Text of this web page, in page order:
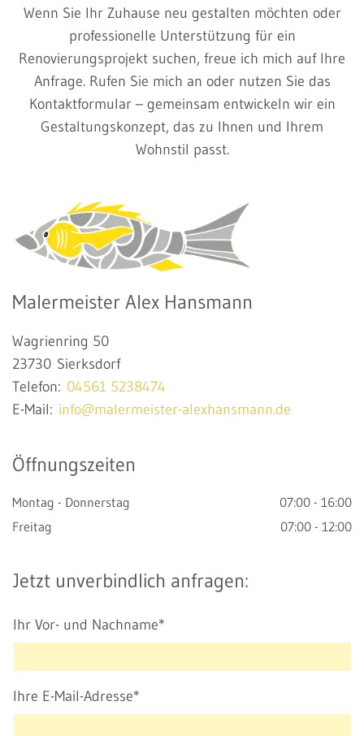
Wenn Sie Ihr Zuhause neu gestalten möchten oder
professionelle Unterstützung für ein
Renovierungsprojekt suchen, freue ich mich auf Ihre
Anfrage. Rufen Sie mich an oder nutzen Sie das
Kontaktformular – gemeinsam entwickeln wir ein
Gestaltungskonzept, das zu Ihnen und Ihrem
Wohnstil passt.
Malermeister Alex Hansmann
Wagrienring 50
23730 Sierksdorf
Telefon: 04561 5238474
E-Mail: info@malermeister-alexhansmann.de
Öffnungszeiten
Montag - Donnerstag
07:00 - 16:00
Freitag
07:00 - 12:00
Jetzt unverbindlich anfragen:
Ihr Vor- und Nachname*
Ihre E-Mail-Adresse*